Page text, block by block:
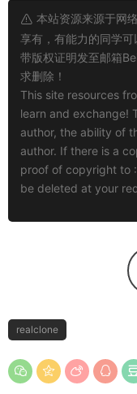
本站资源来源于网
享有，有能力的同学
带版权证明发至邮箱
求删除！
This site resources
learn and exchange!
author, the ability of
author. If there is a
proof of copyright to :
be deleted at your
realclone